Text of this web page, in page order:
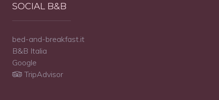
SOCIAL B&B
bed-and-breakfast.it
B&B Italia
Google
TripAdvisor